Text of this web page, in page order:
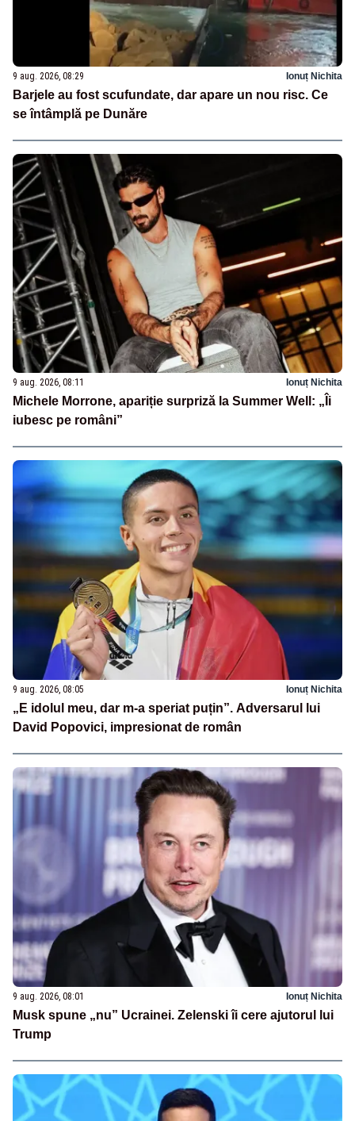
9 aug. 2026, 08:29 Ionuț Nichita
Barjele au fost scufundate, dar apare un nou risc. Ce
se întâmplă pe Dunăre
9 aug. 2026, 08:11 Ionuț Nichita
Michele Morrone, apariție surpriză la Summer Well: „Îi
iubesc pe români”
9 aug. 2026, 08:05 Ionuț Nichita
„E idolul meu, dar m-a speriat puțin”. Adversarul lui
David Popovici, impresionat de român
9 aug. 2026, 08:01 Ionuț Nichita
Musk spune „nu” Ucrainei. Zelenski îi cere ajutorul lui
Trump